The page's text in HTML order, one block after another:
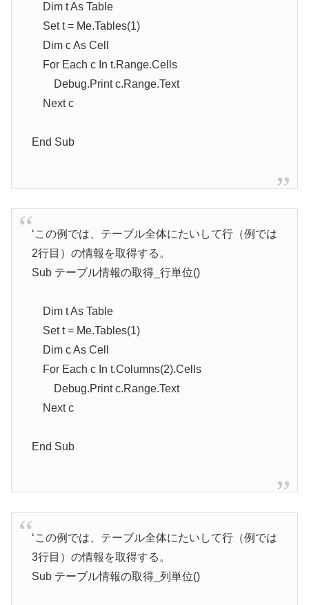
Dim t As Table
Set t = Me.Tables(1)
Dim c As Cell
For Each c In t.Range.Cells
Debug.Print c.Range.Text
Next c
End Sub
‘この例では、テーブル全体にたいして行（例では
2行目）の情報を取得する。
Sub テーブル情報の取得_行単位()
Dim t As Table
Set t = Me.Tables(1)
Dim c As Cell
For Each c In t.Columns(2).Cells
Debug.Print c.Range.Text
Next c
End Sub
‘この例では、テーブル全体にたいして行（例では
3行目）の情報を取得する。
Sub テーブル情報の取得_列単位()